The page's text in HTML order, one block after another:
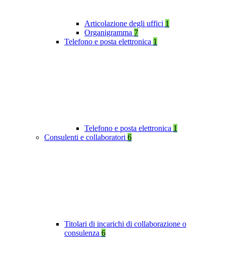
Articolazione degli uffici 1
Organigramma 7
Telefono e posta elettronica 1
Telefono e posta elettronica 1
Consulenti e collaboratori 6
Titolari di incarichi di collaborazione o
consulenza 6